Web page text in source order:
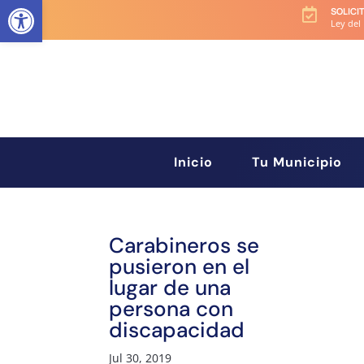

Ley
Inicio Tu Municipio
Carabineros se
pusieron en el
lugar de una
persona con
discapacidad
Jul 30, 2019